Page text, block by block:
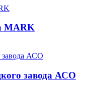
MARK
завода АСО